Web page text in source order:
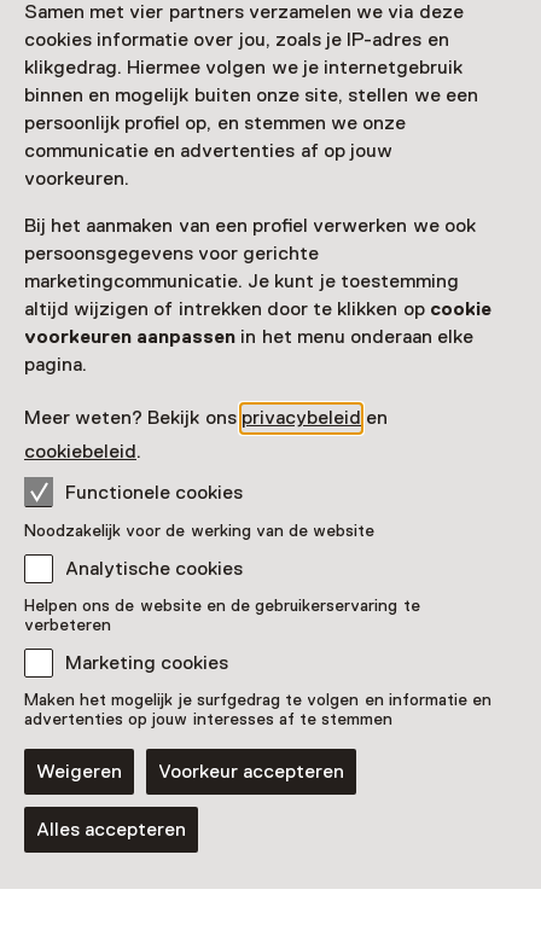
Samen met vier partners verzamelen we via deze
cookies informatie over jou, zoals je IP-adres en
klikgedrag. Hiermee volgen we je internetgebruik
binnen en mogelijk buiten onze site, stellen we een
persoonlijk profiel op, en stemmen we onze
communicatie en advertenties af op jouw
voorkeuren.
Bij het aanmaken van een profiel verwerken we ook
persoonsgegevens voor gerichte
marketingcommunicatie. Je kunt je toestemming
altijd wijzigen of intrekken door te klikken op cookie
voorkeuren aanpassen in het menu onderaan elke
pagina.
Meer weten? Bekijk ons privacybeleid en
cookiebeleid.
Functionele cookies
Noodzakelijk voor de werking van de website
Analytische cookies
Helpen ons de website en de gebruikerservaring te
verbeteren
Marketing cookies
Maken het mogelijk je surfgedrag te volgen en informatie en
advertenties op jouw interesses af te stemmen
Weigeren Voorkeur accepteren
Alles accepteren
Zien & doen in
Wereldmuseum Leiden
Vaste collectie
Azië
Tentoonstelling
Yuki Kihara: Darwin in Paradise
Camp
T/m 3 januari 2027 van 10:00 tot 17:00